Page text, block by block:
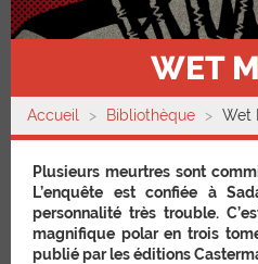
WET
Accueil Bibliothèque Wet
Plusieurs meurtres sont
L’enquête est confiée à
personnalité très trouble.
magnifique polar en trois
publié par les éditions